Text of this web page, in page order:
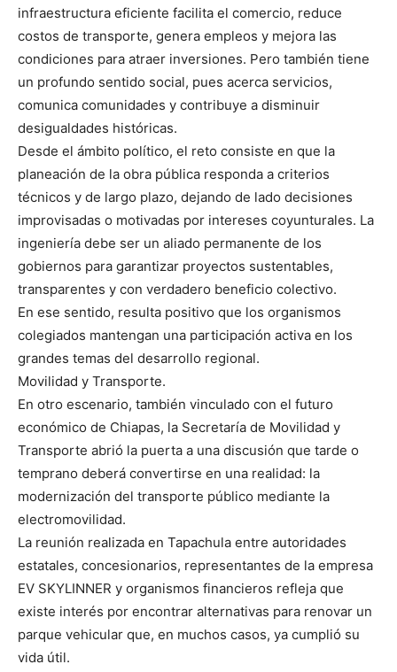
infraestructura eficiente facilita el comercio, reduce
costos de transporte, genera empleos y mejora las
condiciones para atraer inversiones. Pero también tiene
un profundo sentido social, pues acerca servicios,
comunica comunidades y contribuye a disminuir
desigualdades históricas.
Desde el ámbito político, el reto consiste en que la
planeación de la obra pública responda a criterios
técnicos y de largo plazo, dejando de lado decisiones
improvisadas o motivadas por intereses coyunturales. La
ingeniería debe ser un aliado permanente de los
gobiernos para garantizar proyectos sustentables,
transparentes y con verdadero beneficio colectivo.
En ese sentido, resulta positivo que los organismos
colegiados mantengan una participación activa en los
grandes temas del desarrollo regional.
Movilidad y Transporte.
En otro escenario, también vinculado con el futuro
económico de Chiapas, la Secretaría de Movilidad y
Transporte abrió la puerta a una discusión que tarde o
temprano deberá convertirse en una realidad: la
modernización del transporte público mediante la
electromovilidad.
La reunión realizada en Tapachula entre autoridades
estatales, concesionarios, representantes de la empresa
EV SKYLINNER y organismos financieros refleja que
existe interés por encontrar alternativas para renovar un
parque vehicular que, en muchos casos, ya cumplió su
vida útil.